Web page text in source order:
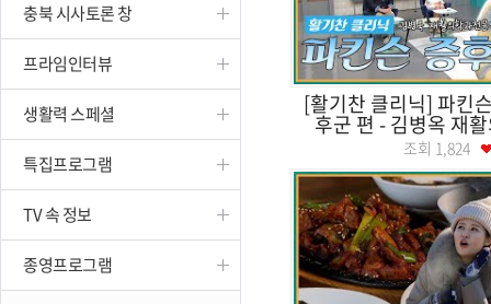
충북 시사토론 창
프라임인터뷰
생활력 스페셜
특집프로그램
TV 속 정보
종영프로그램
[활기찬 클리닉] 파킨
후군 편 - 김병옥 재
조회 1,824